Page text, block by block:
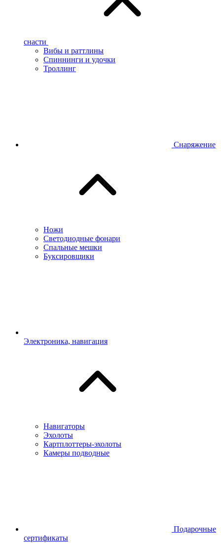
снасти
Вибы и раттлины
Спиннинги и удочки
Троллинг
Снаряжение
Ножи
Светодиодные фонари
Спальные мешки
Буксировщики
Электроника, навигация
Навигаторы
Эхолоты
Картплоттеры-эхолоты
Камеры подводные
Подарочные
сертификаты